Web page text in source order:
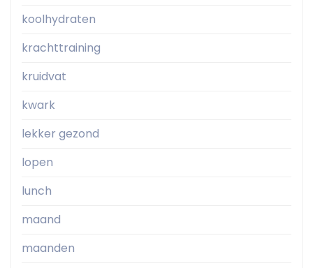
koolhydraten
krachttraining
kruidvat
kwark
lekker gezond
lopen
lunch
maand
maanden